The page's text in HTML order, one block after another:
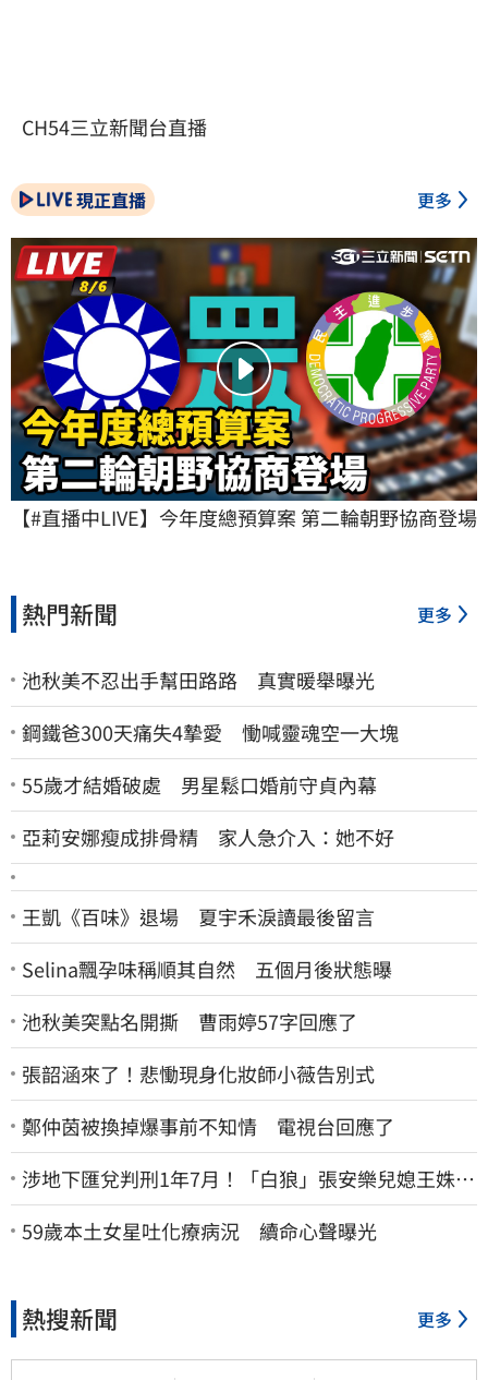
CH54三立新聞台直播
現正直播 更多
【#直播中LIVE】今年度總預算案 第二輪朝野協商登場
熱門新聞 更多
池秋美不忍出手幫田路路 真實暖舉曝光
鋼鐵爸300天痛失4摯愛 慟喊靈魂空一大塊
55歲才結婚破處 男星鬆口婚前守貞內幕
亞莉安娜瘦成排骨精 家人急介入：她不好
王凱《百味》退場 夏宇禾淚讀最後留言
Selina飄孕味稱順其自然 五個月後狀態曝
池秋美突點名開撕 曹雨婷57字回應了
張韶涵來了！悲慟現身化妝師小薇告別式
鄭仲茵被換掉爆事前不知情 電視台回應了
涉地下匯兌判刑1年7月！「白狼」張安樂兒媳王姝茵
北檢報到、今發監執行
59歲本土女星吐化療病況 續命心聲曝光
熱搜新聞 更多